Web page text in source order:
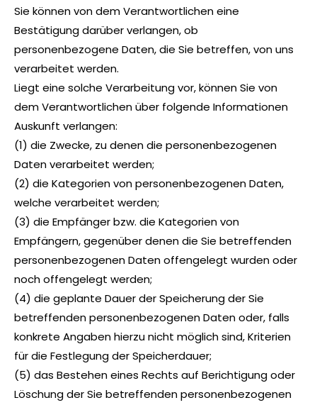
Sie können von dem Verantwortlichen eine
Bestätigung darüber verlangen, ob
personenbezogene Daten, die Sie betreffen, von uns
verarbeitet werden.
Liegt eine solche Verarbeitung vor, können Sie von
dem Verantwortlichen über folgende Informationen
Auskunft verlangen:
(1) die Zwecke, zu denen die personenbezogenen
Daten verarbeitet werden;
(2) die Kategorien von personenbezogenen Daten,
welche verarbeitet werden;
(3) die Empfänger bzw. die Kategorien von
Empfängern, gegenüber denen die Sie betreffenden
personenbezogenen Daten offengelegt wurden oder
noch offengelegt werden;
(4) die geplante Dauer der Speicherung der Sie
betreffenden personenbezogenen Daten oder, falls
konkrete Angaben hierzu nicht möglich sind, Kriterien
für die Festlegung der Speicherdauer;
(5) das Bestehen eines Rechts auf Berichtigung oder
Löschung der Sie betreffenden personenbezogenen